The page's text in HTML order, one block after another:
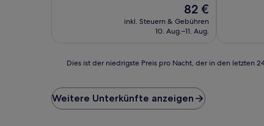
Der
Preis
beträgt
82 €
inkl. Steuern & Gebühren
10. Aug.–11. Aug.
der
niedrigste
Preis
Dies ist der niedrigste Preis pro Nacht, der in den letzten
Weitere Unterkünfte anzeigen